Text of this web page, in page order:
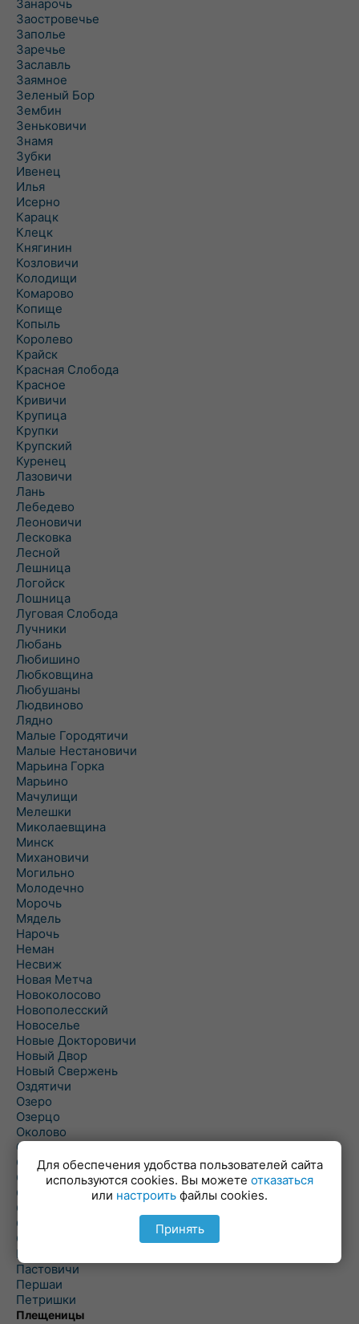
Занарочь
Заостровечье
Заполье
Заречье
Заславль
Заямное
Зеленый Бор
Зембин
Зеньковичи
Знамя
Зубки
Ивенец
Илья
Исерно
Карацк
Клецк
Княгинин
Козловичи
Колодищи
Комарово
Копище
Копыль
Королево
Крайск
Красная Слобода
Красное
Кривичи
Крупица
Крупки
Крупский
Куренец
Лазовичи
Лань
Лебедево
Леоновичи
Лесковка
Лесной
Лешница
Логойск
Лошница
Луговая Слобода
Лучники
Любань
Любишино
Любковщина
Любушаны
Людвиново
Лядно
Малые Городятичи
Малые Нестановичи
Марьина Горка
Марьино
Мачулищи
Мелешки
Миколаевщина
Минск
Михановичи
Могильно
Молодечно
Морочь
Мядель
Нарочь
Неман
Несвиж
Новая Метча
Новоколосово
Новополесский
Новоселье
Новые Докторовичи
Новый Двор
Новый Свержень
Оздятичи
Озеро
Озерцо
Околово
Октябрь
Октябрьский
Олехновичи
Омговичи
Оношки
Осовец
Острошицкий Городок
Пасека
Пастовичи
Першаи
Петришки
Плещеницы
Для обеспечения удобства пользователей сайта
используются cookies. Вы можете отказаться
или настроить файлы cookies.
Принять